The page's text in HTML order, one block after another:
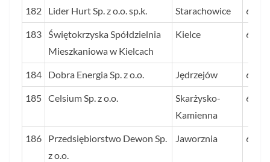
182 Lider Hurt Sp. z o.o. sp.k. Starachowice 62
183 Świętokrzyska Spółdzielnia
Mieszkaniowa w Kielcach
Kielce 62
184 Dobra Energia Sp. z o.o. Jędrzejów 61
185 Celsium Sp. z o.o.
Skarżysko-
Kamienna
61
186
Przedsiębiorstwo Dewon Sp.
z o.o.
Jaworznia 60